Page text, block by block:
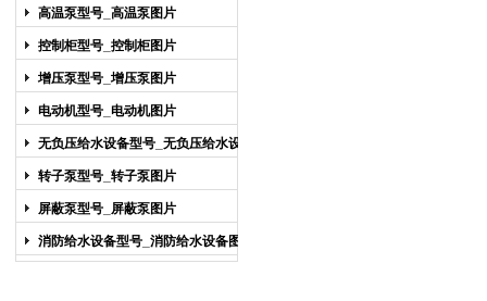
高温泵型号_高温泵图片
控制柜型号_控制柜图片
增压泵型号_增压泵图片
电动机型号_电动机图片
无负压给水设备型号_无负压给水设备
图片
转子泵型号_转子泵图片
屏蔽泵型号_屏蔽泵图片
消防给水设备型号_消防给水设备图片